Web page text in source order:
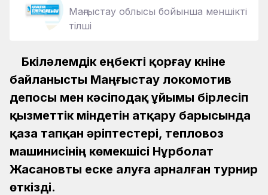
Маңғыстау облысы бойынша меншікті
тілші
Бүкіләлемдік еңбекті қорғау күніне
байланысты Маңғыстау локомотив
депосы мен кәсіподақ ұйымы бірлесіп
қызметтік міндетін атқару барысында
қаза тапқан әріптестері, тепловоз
машинисінің көмекшісі Нұрболат
Жасановты еске алуға арналған турнир
өткізді.